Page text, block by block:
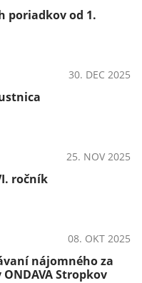
poriadkov od 1.
30. DEC 2025
25. NOV 2025
ročník
08. OKT 2025
nájomného za
Stropkov